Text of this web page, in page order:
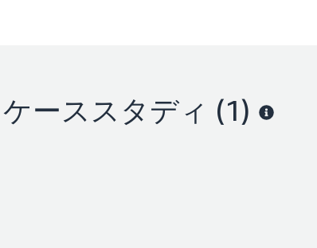
ケーススタディ (1)